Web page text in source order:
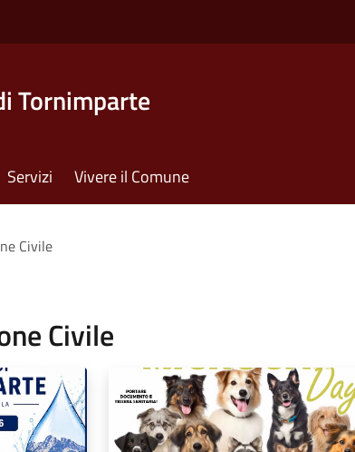
Tornimparte
Servizi Vivere il Comune
Civile
Civile